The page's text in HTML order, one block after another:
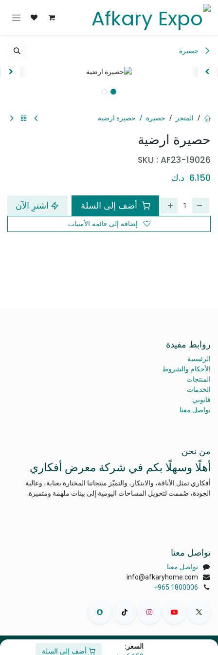
تخطي للذهاب إلى المحتوى
السعر:
أضف إلى السلة
حصيرة
حصيرة ارضية
SKU : AF23-19026
6.150 د.ك
أضف إلى السلة اشترِ الآن
إضافة إلى قائمة الأمنيات
المتجر حصيرة حصيرة ارضية
روابط مفيدة
الرئيسية
الأحكام والشروط
المنتجات
الخدمات
قانوني
تواصل معنا
من نحن
أهلًا وسهلًا بكم في شركة معرض أفكاري
أفكاري تمثل الأناقة، والابتكار، والتميّز منتجاتنا المختارة بعناية، وعالية
الجودة، صُممت لتحويل المساحات اليومية إلى بيئات ملهمة ومتميزة.
تواصل معنا
تواصل معنا
info@afkaryhome.com
+965 1800006
الْعَرَبيّة English (US)